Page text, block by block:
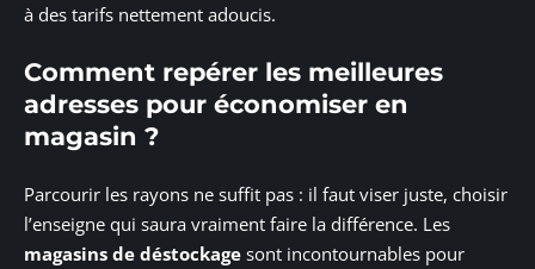
à des tarifs nettement adoucis.
Comment repérer les meilleures
adresses pour économiser en
magasin ?
Parcourir les rayons ne suffit pas : il faut viser juste, choisir
l’enseigne qui saura vraiment faire la différence. Les
magasins de déstockage sont incontournables pour